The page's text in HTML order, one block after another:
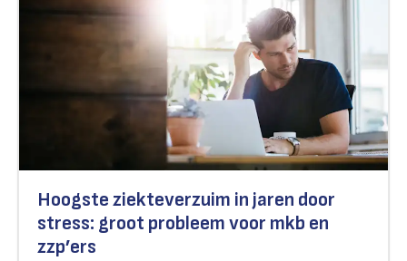
Hoogste ziekteverzuim in jaren door
stress: groot probleem voor mkb en
zzp’ers